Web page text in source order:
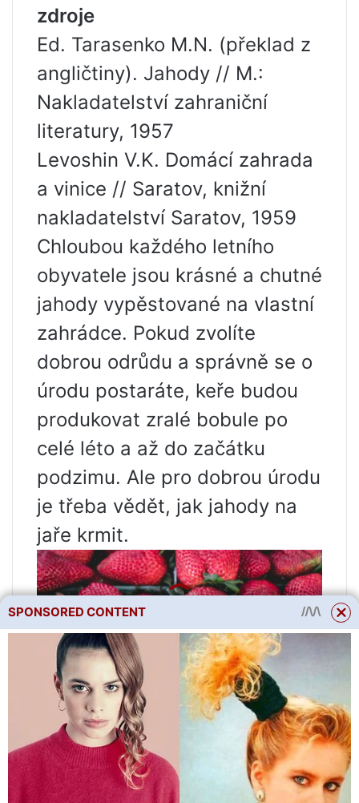
zdroje
Ed. Tarasenko M.N. (překlad z
angličtiny). Jahody // M.:
Nakladatelství zahraniční
literatury, 1957
Levoshin V.K. Domácí zahrada
a vinice // Saratov, knižní
nakladatelství Saratov, 1959
Chloubou každého letního
obyvatele jsou krásné a chutné
jahody vypěstované na vlastní
zahrádce. Pokud zvolíte
dobrou odrůdu a správně se o
úrodu postaráte, keře budou
produkovat zralé bobule po
celé léto a až do začátku
podzimu. Ale pro dobrou úrodu
je třeba vědět, jak jahody na
jaře krmit.
OBSAH
Kdy krmit jahody?
SPONSORED CONTENT